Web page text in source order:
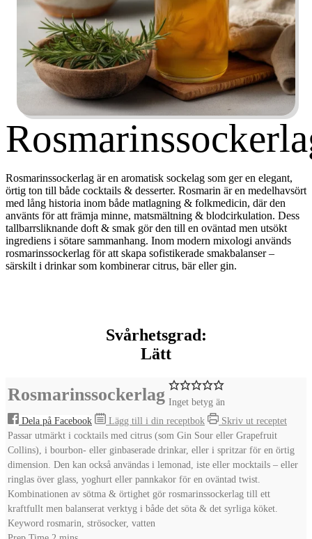
Rosmarinssockerlag är en aromatisk sockelag som ger en elegant,
örtig ton till både cocktails & desserter. Rosmarin är en medelhavsört
med lång historia inom både matlagning & folkmedicin, där den
använts för att främja minne, matsmältning & blodcirkulation. Dess
tallbarrsliknande doft & smak gör den till en oväntad men utsökt
ingrediens i sötare sammanhang. Inom modern mixologi används
rosmarinssockerlag för att skapa sofistikerade smakbalanser –
särskilt i drinkar som kombinerar citrus, bär eller gin.
Svårhetsgrad:
Lätt
Rosmarinssockerlag Inget betyg än
Dela på Facebook
Lägg till i din receptbok
Skriv ut receptet
Passar utmärkt i cocktails med citrus (som Gin Sour eller Grapefruit
Collins), i bourbon- eller ginbaserade drinkar, eller i spritzar för en örtig
dimension. Den kan också användas i lemonad, iste eller mocktails – eller
ringlas över glass, yoghurt eller pannkakor för en oväntad twist.
Kombinationen av sötma & örtighet gör rosmarinssockerlag till ett
kraftfullt men balanserat verktyg i både det söta & det syrliga köket.
Keyword rosmarin, strösocker, vatten
minutes